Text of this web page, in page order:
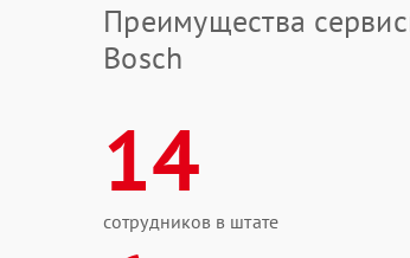
Преимущества
Bosch
14
сотрудников в штате